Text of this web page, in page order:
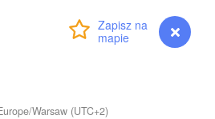
myVentusky Prognoza
Warsaw (UTC+2)
Тверь
(Tver)